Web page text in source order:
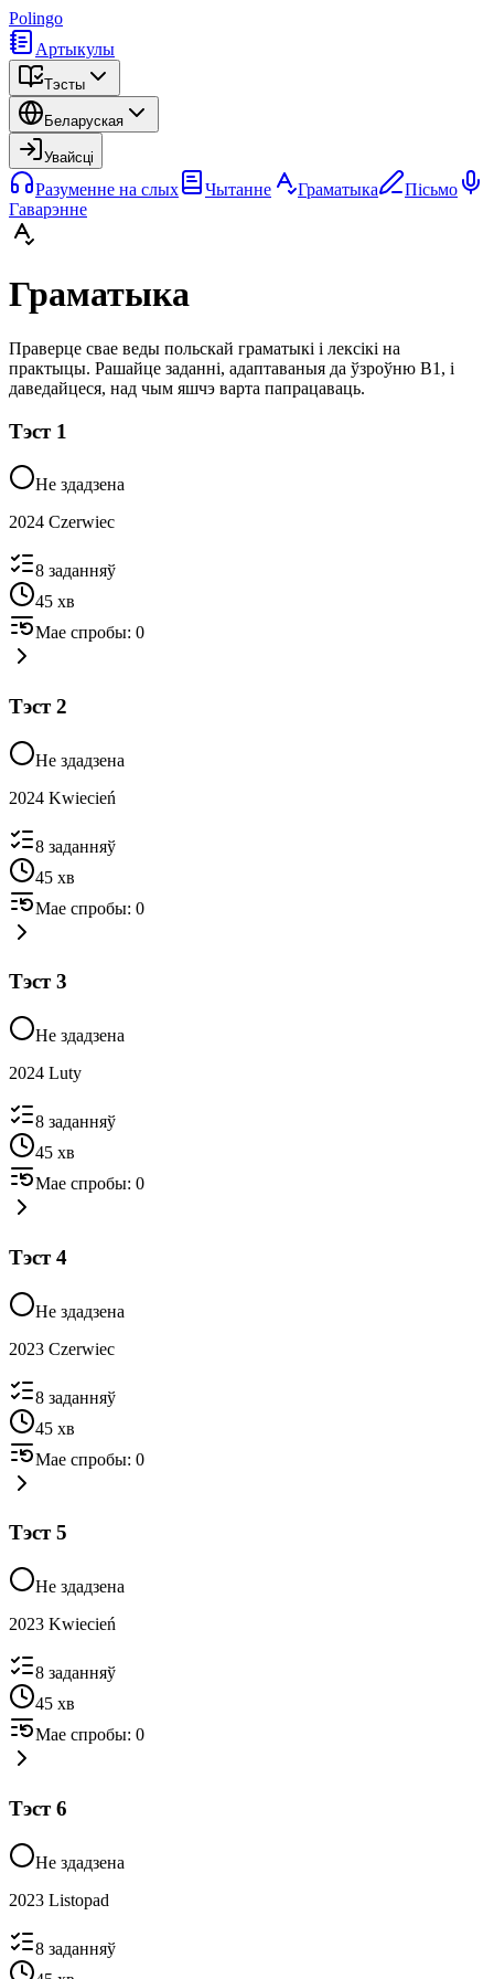
Polingo
Артыкулы
Тэсты
Беларуская
Увайсці
Разуменне на слых Чытанне Граматыка
Пісьмо
Гаварэнне
Граматыка
Праверце свае веды польскай граматыкі і лексікі на
практыцы. Рашайце заданні, адаптаваныя да ўзроўню B1, і
даведайцеся, над чым яшчэ варта папрацаваць.
Тэст 1
Не здадзена
2024 Czerwiec
8 заданняў
45 хв
Мае спробы: 0
Тэст 2
Не здадзена
2024 Kwiecień
8 заданняў
45 хв
Мае спробы: 0
Тэст 3
Не здадзена
2024 Luty
8 заданняў
45 хв
Мае спробы: 0
Тэст 4
Не здадзена
2023 Czerwiec
8 заданняў
45 хв
Мае спробы: 0
Тэст 5
Не здадзена
2023 Kwiecień
8 заданняў
45 хв
Мае спробы: 0
Тэст 6
Не здадзена
2023 Listopad
8 заданняў